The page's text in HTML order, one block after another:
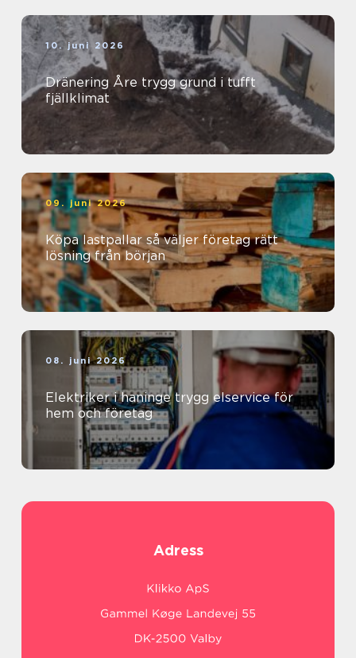
10. juni 2026
Dränering Åre trygg grund i tufft
fjällklimat
09. juni 2026
Köpa lastpallar så väljer företag rätt
lösning från början
08. juni 2026
Elektriker i haninge trygg elservice för
hem och företag
Adress